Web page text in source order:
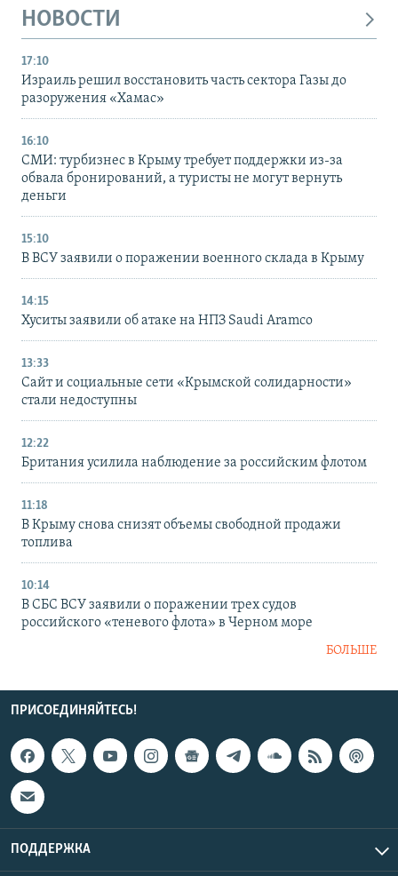
НОВОСТИ
17:10
Израиль решил восстановить часть сектора Газы до
разоружения «Хамас»
16:10
СМИ: турбизнес в Крыму требует поддержки из-за
обвала бронирований, а туристы не могут вернуть
деньги
15:10
В ВСУ заявили о поражении военного склада в Крыму
14:15
Хуситы заявили об атаке на НПЗ Saudi Aramco
13:33
Сайт и социальные сети «Крымской солидарности»
стали недоступны
12:22
Британия усилила наблюдение за российским флотом
11:18
В Крыму снова снизят объемы свободной продажи
топлива
10:14
В СБС ВСУ заявили о поражении трех судов
российского «теневого флота» в Черном море
БОЛЬШЕ
ПРИСОЕДИНЯЙТЕСЬ!
ПОДДЕРЖКА